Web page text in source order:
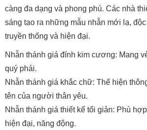
càng đa dạng và phong phú. Các nhà
sáng tạo ra những mẫu nhẫn mới lạ,
truyền thống và hiện đại.
Nhẫn thánh giá đính kim cương: Mang
quý phái.
Nhẫn thánh giá khắc chữ: Thể hiện
tên của người thân yêu.
Nhẫn thánh giá thiết kế tối giản: Phù
hiện đại, năng động.